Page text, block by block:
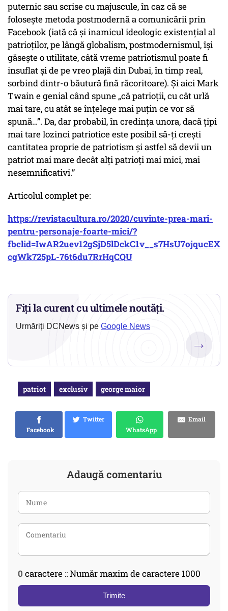
puternic sau scrise cu majuscule, în caz că se
folosește metoda postmodernă a comunicării prin
Facebook (iată că și inamicul ideologic existențial al
patrioților, pe lângă globalism, postmodernismul, își
găsește o utilitate, câtă vreme patriotismul poate fi
insuflat și de pe vreo plajă din Dubai, în timp real,
sorbind dintr-o băutură fină răcoritoare). Și aici Mark
Twain e genial când spune „că patrioții, cu cât urlă
mai tare, cu atât se înțelege mai puțin ce vor să
spună…”. Da, dar probabil, în credința unora, dacă țipi
mai tare lozinci patriotice este posibil să-ți crești
cantitatea proprie de patriotism și astfel să devii un
patriot mai mare decât alți patrioți mai mici, mai
nesemnificativi.”
Articolul complet pe:
https://revistacultura.ro/2020/cuvinte-prea-mari-
pentru-personaje-foarte-mici/?
fbclid=IwAR2uev12gSjD5lDckC1v__s7HsU7ojqucEX
cgWk725pL-76t6du7RrHqCQU
Fiți la curent cu ultimele noutăți.
Urmăriți DCNews și pe Google News
→
patriot exclusiv george maior
Facebook
Twitter
WhatsApp
Email
Adaugă comentariu
0 caractere :: Număr maxim de caractere 1000
Trimite